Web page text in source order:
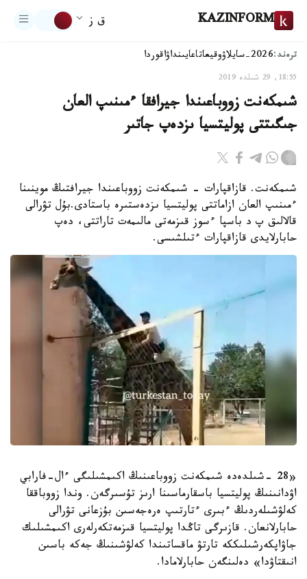
KAZINFORM ق ز
ترەند:2026-سايلاۋ وقيعاتاعايىنداۋاقوردا
18:55, 29 شىلدە 2019
شىمكەنت زووباعىندا جيرافقا ءمىنىپ العان
جىگىتتى پوليتسيا ىزدەپ جاتىر
شىمكەنت. قازاقپارات - شىمكەنت زووباعىندا جيرافتىڭ موينىنا
ءمىنىپ العان ازاماتتى پوليتسيا ىزدەستىرە باستادى.بۇل تۋرالى
قالالىق پ د باسپا ءسوز قىزمەتى مالىمەت تاراتتى، دەپ
حابارلايدى قازاقپارات ءتىلشىسى.
«28 -شىلدەدە شىمكەنت زووباعىنىڭ اكىمشىلىگى ءال-فارابي
اۋدانىنىڭ پوليتسيا باسقارماسىنا ارىز تۇسىرگەن. وندا زووباققا
كەلۋشىلەردىڭ ءبىرى ءتارتىپ ەرەجەسىن بۇزعانى تۋرالى
حابارلانعان. قازىرگى تاڭدا پوليتسيا قىزمەتكەرلەرى اكىمشىلىك
جاۋاپكەرشىلىككە تارتۋ ماقساتىندا كەلۋشىنىڭ جەكە باسىن
انىقتاۋدا» دەلىنگەن حابارلامادا.